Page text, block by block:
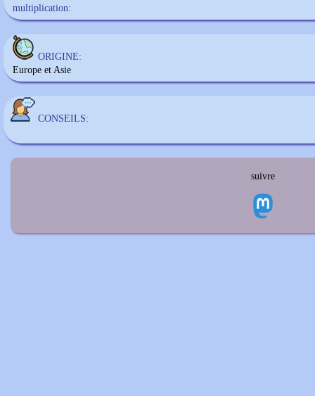
multiplication:
ORIGINE:
Europe et Asie
CONSEILS:
suivre